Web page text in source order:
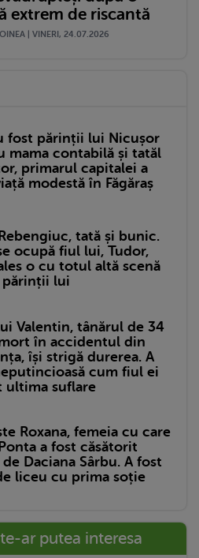
extrem de riscantă
| VINERI, 24.07.2026
fost părinții lui Nicușor
mama contabilă și tatăl
primarul capitalei a
modestă în Făgăraș
tată și bunic.
ocupă fiul lui, Tudor,
o cu totul altă scenă
părinții lui
Valentin, tânărul de 34
în accidentul din
își strigă durerea. A
cum fiul ei
ultima suflare
Roxana, femeia cu care
a fost căsătorit
Daciana Sârbu. A fost
liceu cu prima soție
ar putea interesa